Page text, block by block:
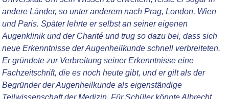
andere Länder, so unter anderem nach Prag, London, Wien
und Paris. Später lehrte er selbst an seiner eigenen
Augenklinik und der Charité und trug so dazu bei, dass sich
neue Erkenntnisse der Augenheilkunde schnell verbreiteten.
Er gründete zur Verbreitung seiner Erkenntnisse eine
Fachzeitschrift, die es noch heute gibt, und er gilt als der
Begründer der Augenheilkunde als eigenständige
Teilwissenschaft der Medizin. Für Schüler könnte Albrecht